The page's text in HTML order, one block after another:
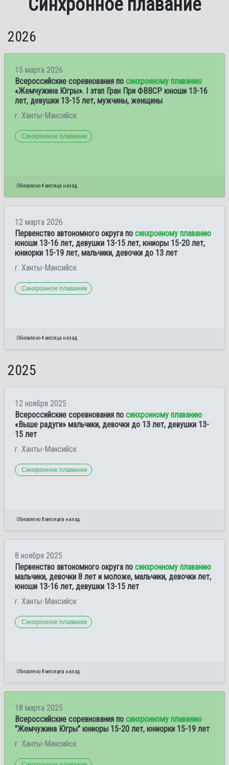
Синхронное плавание
2026
15 марта 2026
Всероссийские соревнования по синхронному плаванию
«Жемчужина Югры». I этап Гран При ФВВСР юноши 13-16
лет, девушки 13-15 лет, мужчины, женщины
г. Ханты-Мансийск
Синхронное плавание
Обновлено 4 месяца назад
12 марта 2026
Первенство автономного округа по синхронному плаванию
юноши 13-16 лет, девушки 13-15 лет, юниоры 15-20 лет,
юниорки 15-19 лет, мальчики, девочки до 13 лет
г. Ханты-Мансийск
Синхронное плавание
Обновлено 4 месяца назад
2025
12 ноября 2025
Всероссийские соревнования по синхронному плаванию
«Выше радуги» мальчики, девочки до 13 лет, девушки 13-
15 лет
г. Ханты-Мансийск
Синхронное плавание
Обновлено 8 месяцев назад
8 ноября 2025
Первенство автономного округа по синхронному плаванию
мальчики, девочки 8 лет и моложе, мальчики, девочки лет,
юноши 13-16 лет, девушки 13-15 лет
г. Ханты-Мансийск
Синхронное плавание
Обновлено 8 месяцев назад
18 марта 2025
Всероссийские соревнования по синхронному плаванию
"Жемчужина Югры" юниоры 15-20 лет, юниорки 15-19 лет
г. Ханты-Мансийск